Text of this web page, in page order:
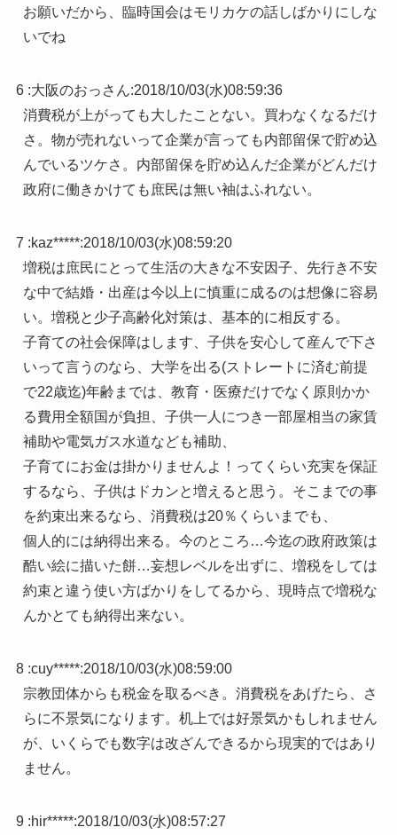
お願いだから、臨時国会はモリカケの話しばかりにしな
いでね
6 :大阪のおっさん:2018/10/03(水)08:59:36
消費税が上がっても大したことない。買わなくなるだけ
さ。物が売れないって企業が言っても内部留保で貯め込
んでいるツケさ。内部留保を貯め込んだ企業がどんだけ
政府に働きかけても庶民は無い袖はふれない。
7 :kaz*****:2018/10/03(水)08:59:20
増税は庶民にとって生活の大きな不安因子、先行き不安
な中で結婚・出産は今以上に慎重に成るのは想像に容易
い。増税と少子高齢化対策は、基本的に相反する。
子育ての社会保障はします、子供を安心して産んで下さ
いって言うのなら、大学を出る(ストレートに済む前提
で22歳迄)年齢までは、教育・医療だけでなく原則かか
る費用全額国が負担、子供一人につき一部屋相当の家賃
補助や電気ガス水道なども補助、
子育てにお金は掛かりませんよ！ってくらい充実を保証
するなら、子供はドカンと増えると思う。そこまでの事
を約束出来るなら、消費税は20％くらいまでも、
個人的には納得出来る。今のところ…今迄の政府政策は
酷い絵に描いた餅…妄想レベルを出ずに、増税をしては
約束と違う使い方ばかりをしてるから、現時点で増税な
んかとても納得出来ない。
8 :cuy*****:2018/10/03(水)08:59:00
宗教団体からも税金を取るべき。消費税をあげたら、さ
らに不景気になります。机上では好景気かもしれません
が、いくらでも数字は改ざんできるから現実的ではあり
ません。
9 :hir*****:2018/10/03(水)08:57:27